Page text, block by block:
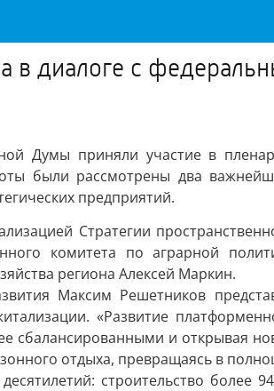
в диалоге с
Думы приняли участие в
были рассмотрены два
предприятий.
Стратегии
комитета по аграрной
региона Алексей Маркин.
Максим Решетников
«Развитие
сбалансированными и открывая
отдыха, превращаясь в
строительство